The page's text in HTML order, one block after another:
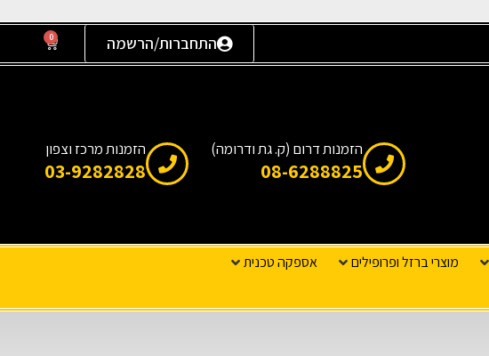
התחברות/הרשמה 0
הזמנות דרום (ק. גת ודרומה)
08-6288825
הזמנות מרכז וצפון
03-9282828
מוצרי ברזל ופרופילים אספקה טכנית